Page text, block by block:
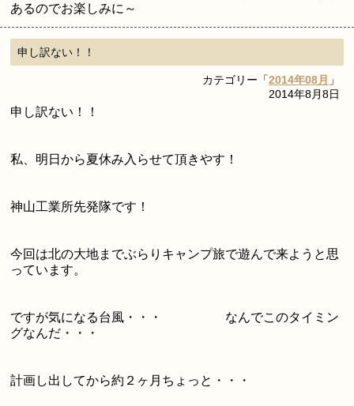
あるのでお楽しみに～
申し訳ない！！
カテゴリー「2014年08月 」
2014年8月8日
申し訳ない！！
私、明日から夏休み入らせて頂きやす！
神山工業所先発隊です！
今回は北の大地までぶらりキャンプ旅で遊んで来ようと思
っています。
ですが気になる台風・・・ なんでこのタイミン
グなんだ・・・
計画し出してから約２ヶ月ちょっと・・・